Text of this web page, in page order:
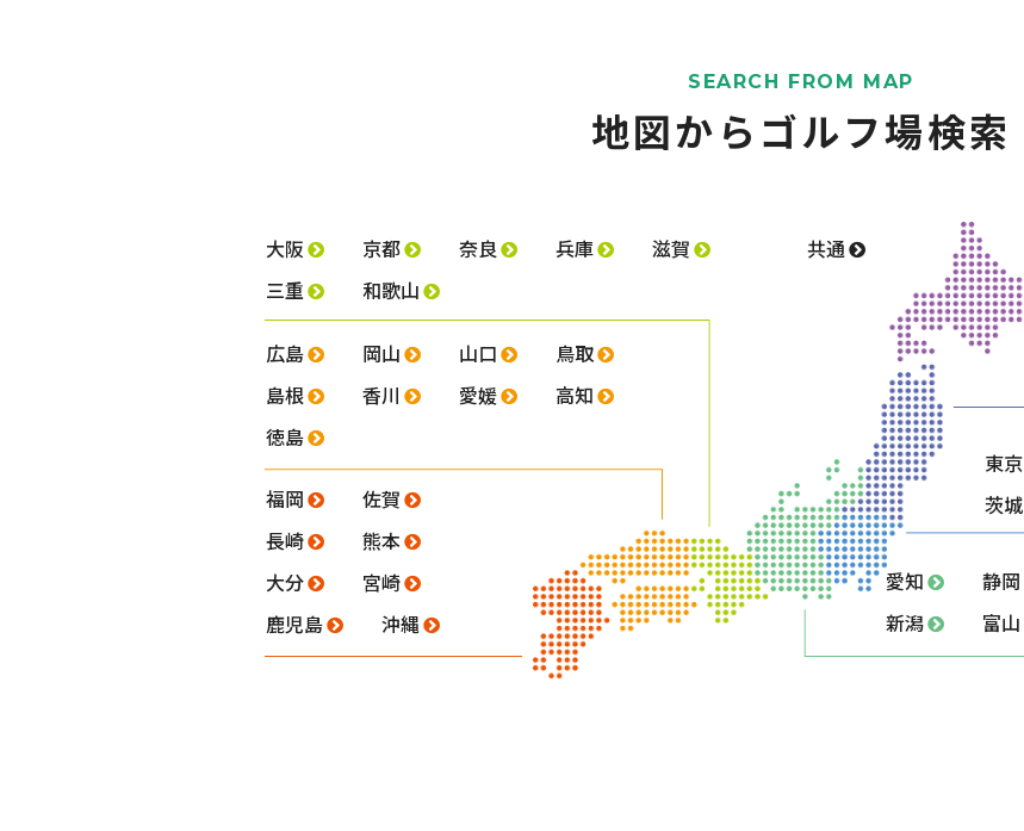
SEARCH FROM MAP
地図からゴルフ場検索
東京
茨城
愛知 静岡
新潟
富山
大阪 京都 奈良 兵庫
滋賀
三重
和歌山
広島 岡山 山口
鳥取
島根
香川 愛媛
高知
徳島
福岡
佐賀
長崎
熊本
大分
宮崎
鹿児島
沖縄
共通